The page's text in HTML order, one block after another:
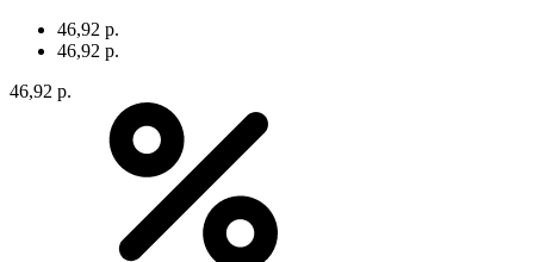
46,92 р.
46,92 р.
46,92 р.